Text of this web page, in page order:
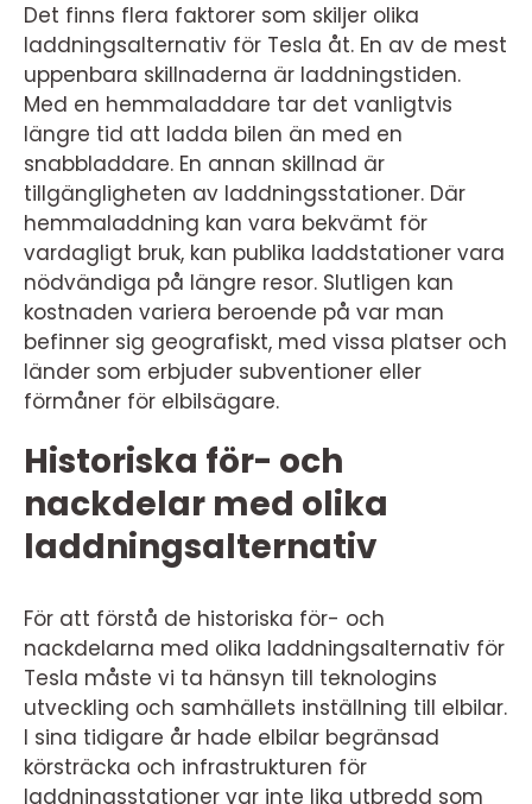
Det finns flera faktorer som skiljer olika
laddningsalternativ för Tesla åt. En av de mest
uppenbara skillnaderna är laddningstiden.
Med en hemmaladdare tar det vanligtvis
längre tid att ladda bilen än med en
snabbladdare. En annan skillnad är
tillgängligheten av laddningsstationer. Där
hemmaladdning kan vara bekvämt för
vardagligt bruk, kan publika laddstationer vara
nödvändiga på längre resor. Slutligen kan
kostnaden variera beroende på var man
befinner sig geografiskt, med vissa platser och
länder som erbjuder subventioner eller
förmåner för elbilsägare.
Historiska för- och
nackdelar med olika
laddningsalternativ
För att förstå de historiska för- och
nackdelarna med olika laddningsalternativ för
Tesla måste vi ta hänsyn till teknologins
utveckling och samhällets inställning till elbilar.
I sina tidigare år hade elbilar begränsad
körsträcka och infrastrukturen för
laddningsstationer var inte lika utbredd som